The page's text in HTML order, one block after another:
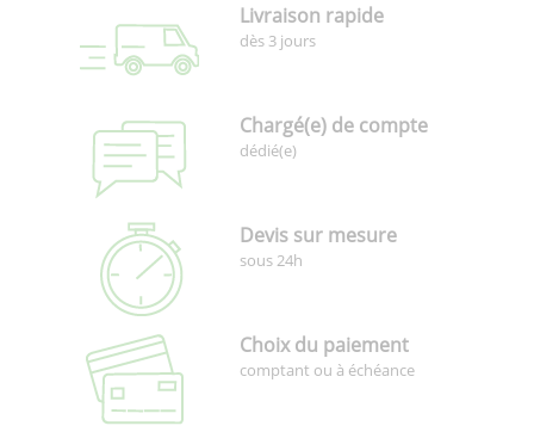
Livraison rapide
dès 3 jours
Chargé(e) de compte
dédié(e)
Devis sur mesure
sous 24h
Choix du paiement
comptant ou à échéance